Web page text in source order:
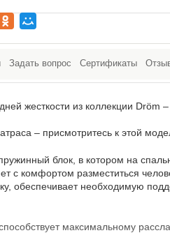
Задать вопрос Сертификаты
жесткости из коллекции Dröm
– присмотритесь к этой
блок, в котором на
с комфортом разместиться
обеспечивает необходимую
максимальному